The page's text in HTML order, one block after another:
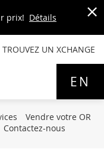
prix! Détails
x
TROUVEZ UN XCHANGE
EN
Vendre votre OR
Contactez-nous